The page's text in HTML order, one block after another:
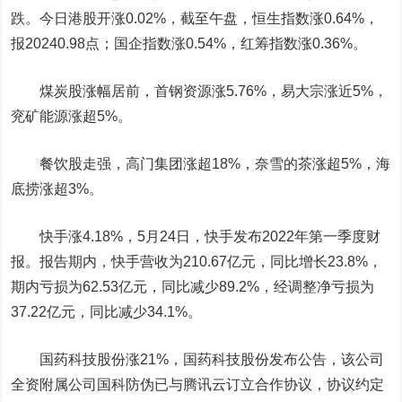
跌。今日港股开涨0.02%，截至午盘，恒生指数涨0.64%，
报20240.98点；国企指数涨0.54%，红筹指数涨0.36%。
煤炭股涨幅居前，首钢资源涨5.76%，易大宗涨近5%，
兖矿能源涨超5%。
餐饮股走强，高门集团涨超18%，奈雪的茶涨超5%，海
底捞涨超3%。
快手涨4.18%，5月24日，快手发布2022年第一季度财
报。报告期内，快手营收为210.67亿元，同比增长23.8%，
期内亏损为62.53亿元，同比减少89.2%，经调整净亏损为
37.22亿元，同比减少34.1%。
国药科技股份涨21%，国药科技股份发布公告，该公司
全资附属公司国科防伪已与腾讯云订立合作协议，协议约定